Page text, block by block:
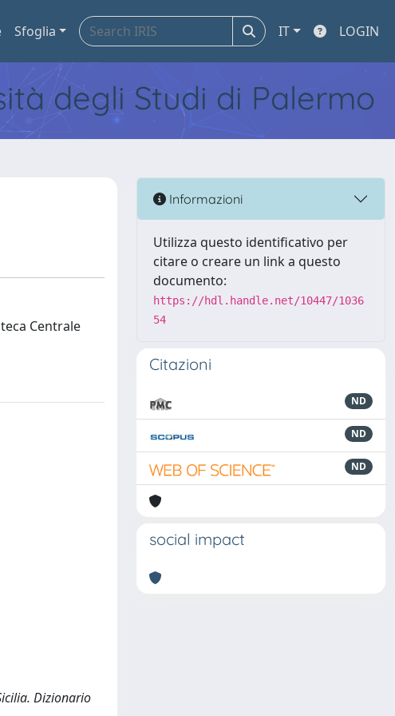
Sfoglia IT LOGIN
degli Studi di Palermo
Centrale
Dizionario
Informazioni
Utilizza questo identificativo per
citare o creare un link a questo
documento:
https://hdl.handle.net/10447/1036
54
Citazioni
ND
ND
ND
social impact